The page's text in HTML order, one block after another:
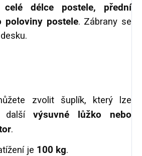
délce postele, přední
poloviny postele. Zábrany se
zvolit šuplík, který lze
dalšívýsuvné lůžko nebo
.
je 100 kg.